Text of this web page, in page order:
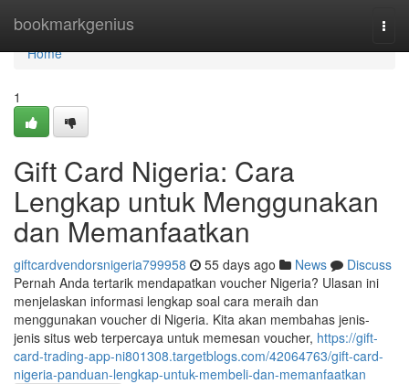
bookmarkgenius
Home
Home
1
Gift Card Nigeria: Cara
Lengkap untuk Menggunakan
dan Memanfaatkan
giftcardvendorsnigeria799958 55 days ago News
Discuss
Pernah Anda tertarik mendapatkan voucher Nigeria? Ulasan ini
menjelaskan informasi lengkap soal cara meraih dan
menggunakan voucher di Nigeria. Kita akan membahas jenis-
jenis situs web terpercaya untuk memesan voucher, https://gift-
card-trading-app-ni801308.targetblogs.com/42064763/gift-card-
nigeria-panduan-lengkap-untuk-membeli-dan-memanfaatkan